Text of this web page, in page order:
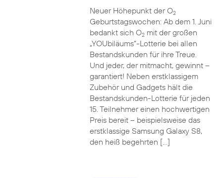
Neuer Höhepunkt der O2
Geburtstagswochen: Ab dem 1. Juni
bedankt sich O2mit der großen
„YOUbiläums“-Lotterie bei allen
Bestandskunden für ihre Treue.
Und jeder, der mitmacht, gewinnt –
garantiert! Neben erstklassigem
Zubehör und Gadgets hält die
Bestandskunden-Lotterie für jeden
15. Teilnehmer einen hochwertigen
Preis bereit – beispielsweise das
erstklassige Samsung Galaxy S8,
den heiß begehrten […]